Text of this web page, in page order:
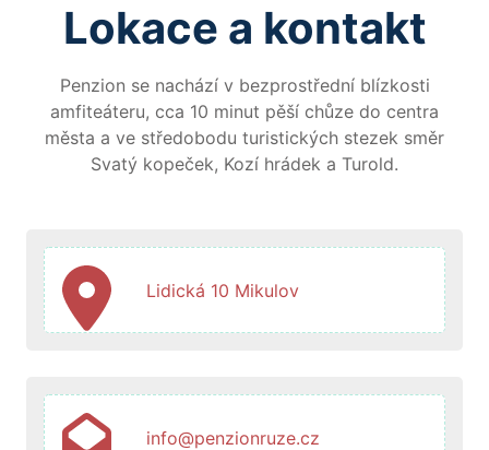
Lokace a kontakt
Penzion se nachází v bezprostřední blízkosti
amfiteáteru, cca 10 minut pěší chůze do centra
města a ve středobodu turistických stezek směr
Svatý kopeček, Kozí hrádek a Turold.
Lidická 10 Mikulov
info@penzionruze.cz